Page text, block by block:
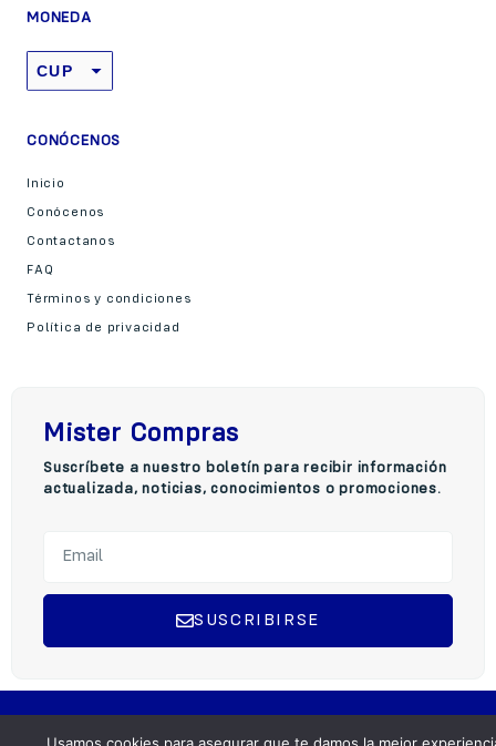
MONEDA
CUP
CONÓCENOS
Inicio
Conócenos
Contactanos
FAQ
Términos y condiciones
Política de privacidad
Mister Compras
Suscríbete a nuestro boletín para recibir información
actualizada, noticias, conocimientos o promociones.
SUSCRIBIRSE